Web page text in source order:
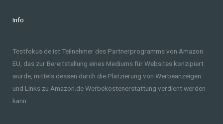
Info
Testfokus.de ist Teilnehmer des Partnerprogramms von Amazon
EU, das zur Bereitstellung eines Mediums für Websites konzipiert
wurde, mittels dessen durch die Platzierung von Werbeanzeigen
und Links zu Amazon.de Werbekostenerstattung verdient werden
kann.